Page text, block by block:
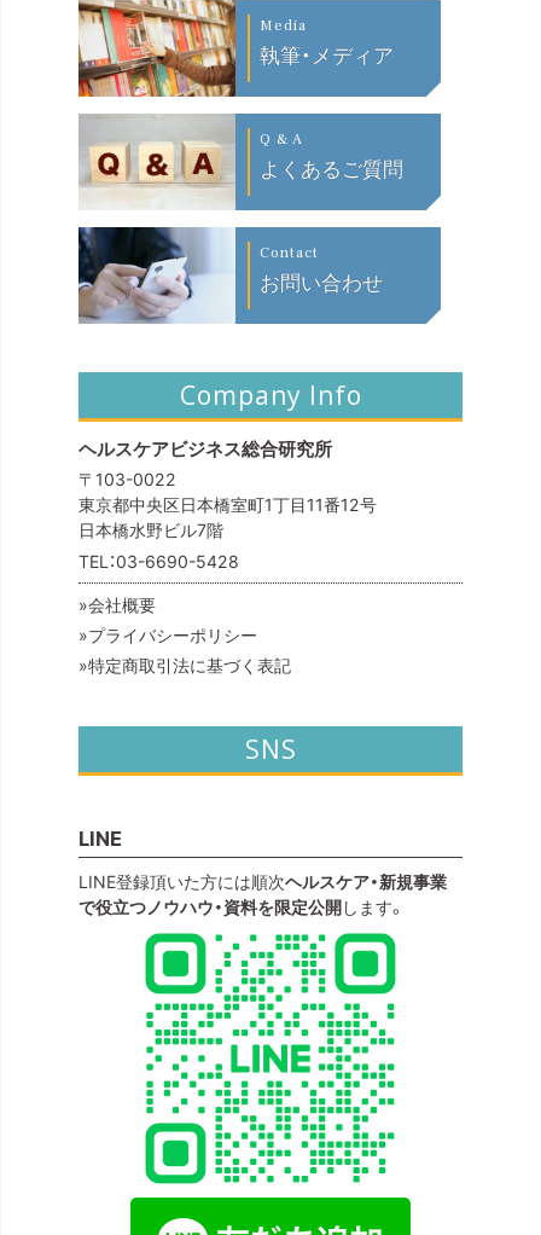
Media
執筆・メディア
Q & A
よくあるご質問
Contact
お問い合わせ
Company Info
ヘルスケアビジネス総合研究所
〒103-0022
東京都中央区日本橋室町1丁目11番12号
日本橋水野ビル7階
TEL：03-6690-5428
会社概要
プライバシーポリシー
特定商取引法に基づく表記
SNS
LINE
LINE登録頂いた方には順次ヘルスケア・新規事業
で役立つノウハウ・資料を限定公開します。